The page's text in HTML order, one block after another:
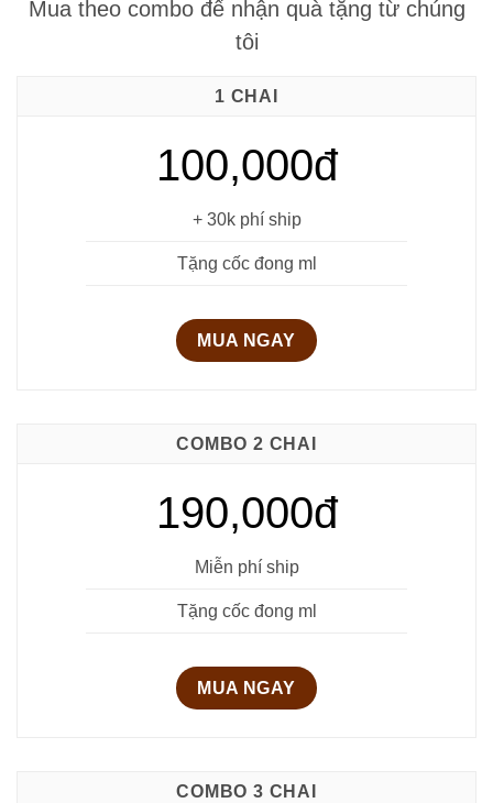
400.000₫.
450.000₫.
Mua theo combo để nhận quà tặng từ chúng
tôi
1 CHAI
100,000đ
+ 30k phí ship
Tặng cốc đong ml
MUA NGAY
COMBO 2 CHAI
190,000đ
Miễn phí ship
Tặng cốc đong ml
MUA NGAY
COMBO 3 CHAI